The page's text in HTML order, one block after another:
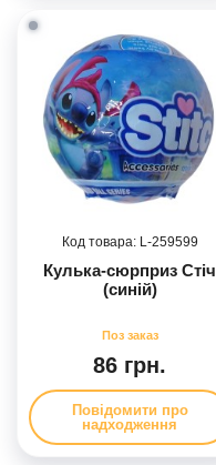
259599
Кулька-сюрприз Стіч
(синій)
86 грн.
Повідомити про
надходження